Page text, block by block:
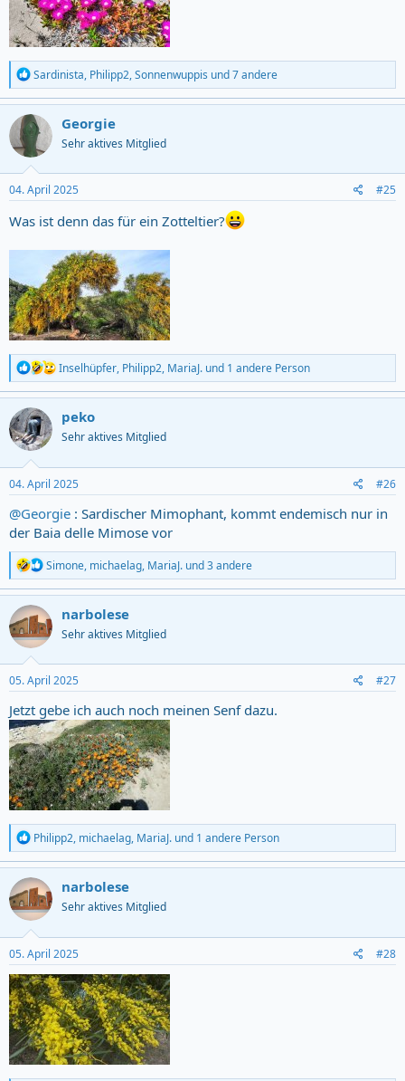
R
e
a
c
t
o
n
s
:
Sardinista, Philipp2,Sonnenwuppis und 7 andere
Georgie
Sehr aktives Mitglied
04. April 2025 #25
Was ist denn das für ein Zotteltier?
R
e
a
n
s
:
Inselhüpfer, Philipp2, MariaJ. und 1 andere Person
peko
Sehr aktives Mitglied
04. April 2025 #26
@Georgie : Sardischer Mimophant, kommt endemisch nur in
der Baia delle Mimose vor
R
e
a
t
i
n
s
:
Simone, michaelag, MariaJ. und 3 andere
narbolese
Sehr aktives Mitglied
05. April 2025 #27
Jetzt gebe ich auch noch meinen Senf dazu.
R
e
a
c
t
i
o
n
s
:
Philipp2, michaelag, MariaJ. und 1 andere Person
narbolese
Sehr aktives Mitglied
05. April 2025 #28